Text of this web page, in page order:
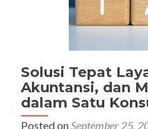
Solusi Tepat
Akuntansi, dan
dalam Satu
Posted onSeptember 25,